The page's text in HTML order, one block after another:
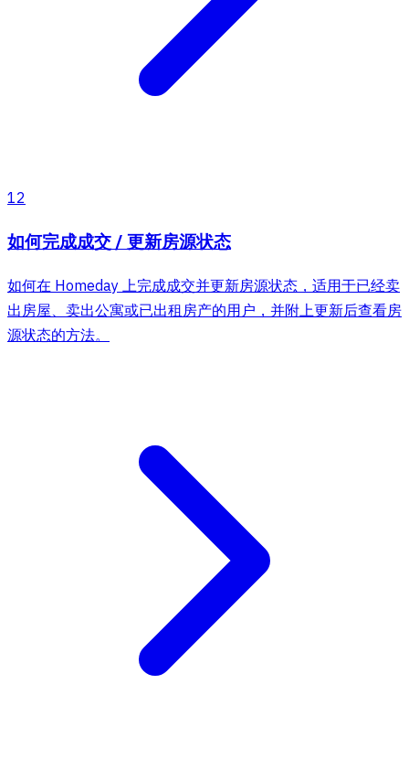
12
如何完成成交 / 更新房源状态
如何在 Homeday 上完成成交并更新房源状态，适用于已经卖
出房屋、卖出公寓或已出租房产的用户，并附上更新后查看房
源状态的方法。